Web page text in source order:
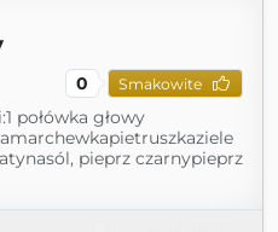
0 Smakowite
połówka głowy
pieprz czarnypieprz